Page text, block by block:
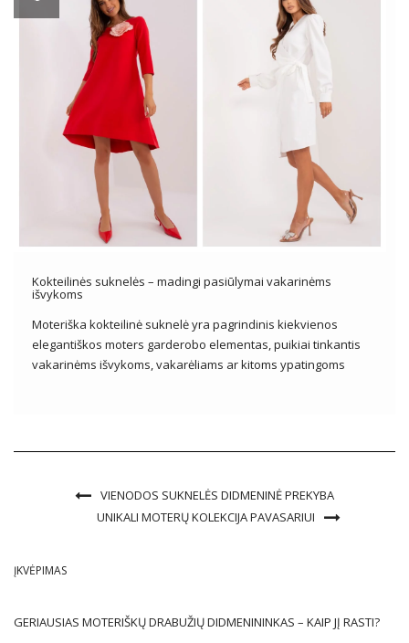
Kokteilinės suknelės – madingi pasiūlymai vakarinėms
išvykoms
Moteriška kokteilinė suknelė yra pagrindinis kiekvienos
elegantiškos moters garderobo elementas, puikiai tinkantis
vakarinėms išvykoms, vakarėliams ar kitoms ypatingoms
VIENODOS SUKNELĖS DIDMENINĖ PREKYBA
UNIKALI MOTERŲ KOLEKCIJA PAVASARIUI
ĮKVĖPIMAS
GERIAUSIAS MOTERIŠKŲ DRABUŽIŲ DIDMENININKAS – KAIP JĮ RASTI?